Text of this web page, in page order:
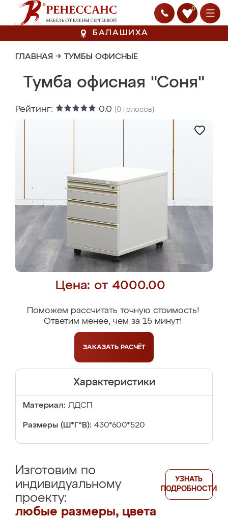
0
БАЛАШИХА
ГЛАВНАЯ → ТУМБЫ ОФИСНЫЕ
Тумба офисная "Соня"
Рейтинг: 0.0 (0 голосов)
Цена: от 4000.00
Поможем рассчитать точную стоимость!
Ответим менее, чем за 15 минут!
ЗАКАЗАТЬ РАСЧЁТ
Характеристики
Материал: ЛДСП
Размеры (Ш*Г*В): 430*600*520
Изготовим по
индивидуальному
проекту:
любые размеры, цвета
УЗНАТЬ
ПОДРОБНОСТИ